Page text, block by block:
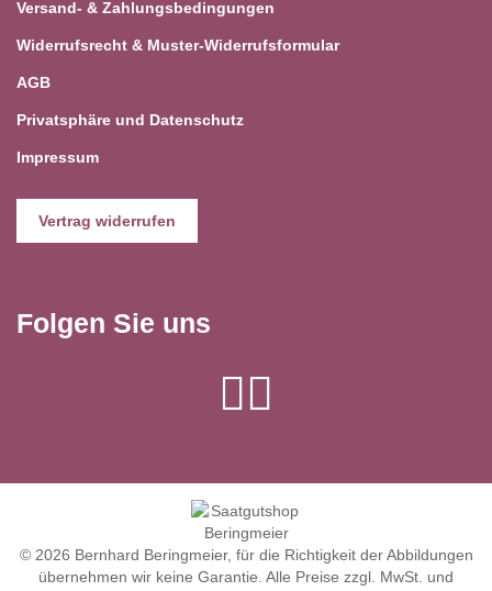
Versand- & Zahlungsbedingungen
Widerrufsrecht & Muster-Widerrufsformular
AGB
Privatsphäre und Datenschutz
Impressum
Vertrag widerrufen
Folgen Sie uns
© 2026 Bernhard Beringmeier, für die Richtigkeit der Abbildungen
übernehmen wir keine Garantie. Alle Preise zzgl. MwSt. und